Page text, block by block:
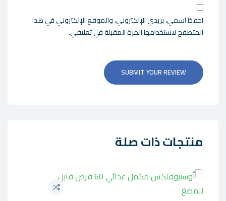
احفظ اسمي، بريدي الإلكتروني، والموقع الإلكتروني في هذا
المتصفح لاستخدامها المرة المقبلة في تعليقي.
SUBMIT YOUR REVIEW
منتجات ذات صلة